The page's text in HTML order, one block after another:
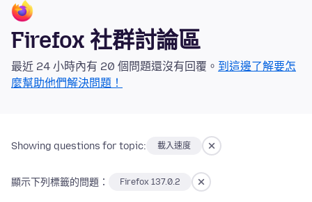
Firefox 社群討論區
最近 24 小時內有 20 個問題還沒有回覆。 到這邊了解要怎
麼幫助他們解決問題！
Showing questions for topic: 載入速度
顯示下列標籤的問題： Firefox 137.0.2